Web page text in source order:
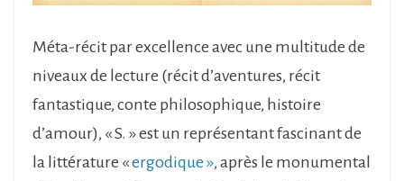
Méta-récit par excellence avec une multitude de
niveaux de lecture (récit d’aventures, récit
fantastique, conte philosophique, histoire
d’amour), « S. » est un représentant fascinant de
la littérature «ergodique », après le monumental